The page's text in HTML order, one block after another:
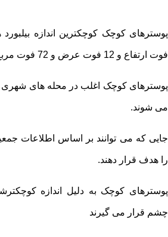
فوت ارتفاع و 12 فوت عرض و 72 فوت مربع فضای تبلیغاتی دارند.
پوسترهای کوچک اغلب در محله های شهری
می شوند.
جایی که می توانند بر اساس اطلاعات
را هدف قرار دهند.
پوسترهای کوچک به دلیل اندازه
چشم قرار می گیرند